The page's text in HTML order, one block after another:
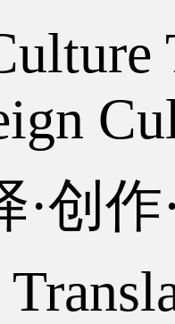
·创